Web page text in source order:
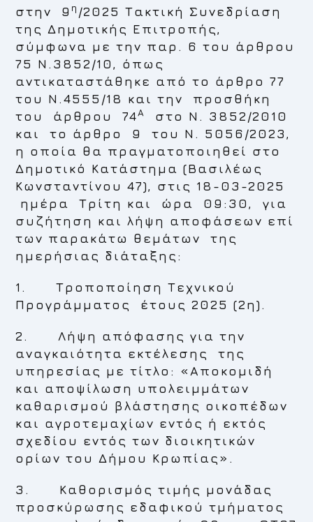
στην 9 η /2025 Τακτική Συνεδρίαση
της Δημοτικής Επιτροπής,
σύμφωνα με την παρ. 6 του άρθρου
75 Ν.3852/10, όπως
αντικαταστάθηκε από το άρθρο 77
του Ν.4555/18 και την προσθήκη
του άρθρου 74Α
στο Ν. 3852/2010
και το άρθρο 9 του Ν. 5056/2023,
η οποία θα πραγματοποιηθεί στο
Δημοτικό Κατάστημα (Βασιλέως
Κωνσταντίνου 47), στις 18-03-2025
ημέρα
Τρίτη και ώρα 09:30,
για
συζήτηση και λήψη αποφάσεων επί
των παρακάτω θεμάτων της
ημερήσιας διάταξης:
1. Τροποποίηση Τεχνικού
Προγράμματος έτους 2025 (2η).
2. Λήψη απόφασης για την
αναγκαιότητα εκτέλεσης της
υπηρεσίας με τίτλο: «Αποκομιδή
και αποψίλωση υπολειμμάτων
καθαρισμού βλάστησης οικοπέδων
και αγροτεμαχίων εντός ή εκτός
σχεδίου εντός των διοικητικών
ορίων του Δήμου Κρωπίας».
3. Καθορισμός τιμής μονάδας
προσκύρωσης εδαφικού τμήματος